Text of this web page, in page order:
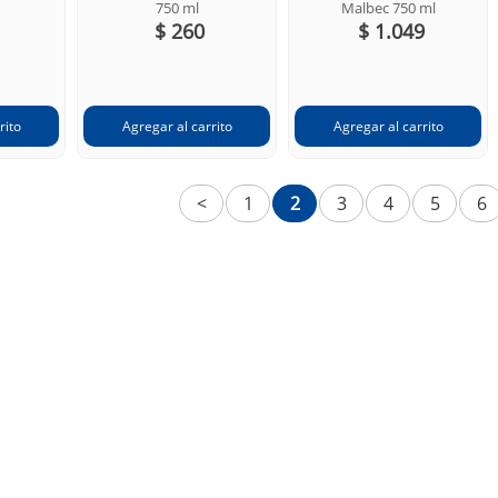
750 ml
$ 260
Malbec 750 ml
$ 1.049
< 1 2 3 4 5 6